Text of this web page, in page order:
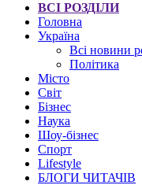
ВСІ РОЗДІЛИ
Головна
Україна
Всі новини
Політика
Місто
Світ
Бізнес
Наука
Шоу-бізнес
Спорт
Lifestyle
БЛОГИ ЧИТАЧІВ